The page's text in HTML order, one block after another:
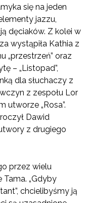
się na jeden
jazzu,
dęciaków. Z kolei w
wystąpiła Kathia z
„przestrzeń” oraz
– „Listopad”,
dla słuchaczy z
z zespołu Lor
utworze „Rosa”.
Dawid
z drugiego
przez wielu
„Gdyby
chcielibyśmy ją